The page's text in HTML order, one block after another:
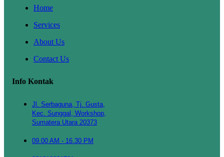
Home
Services
About Us
Contact Us
Info Kontak
Jl. Serbaguna, Tj. Gusta,
Kec. Sunggal, Workshop,
Sumatera Utara 20373
09.00 AM - 16.30 PM